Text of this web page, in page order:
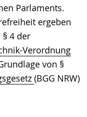
Parlaments.
ergeben
§ 4 der
Verordnung
von §
(BGG NRW)